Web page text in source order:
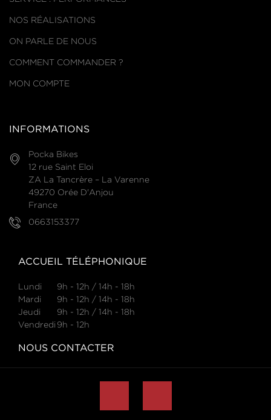
NOS RÉALISATIONS
ON PARLE DE NOUS
COMMENT COMMANDER ?
MON COMPTE
INFORMATIONS
Pocka Bikes
12 rue Saint Eloi
ZA La Tancrère – La Varenne
49270 Orée D'Anjou
France
0663153377
ACCUEIL TÉLÉPHONIQUE
Lundi
9h - 12h / 14h - 18h
Mardi
9h - 12h / 14h - 18h
Jeudi
9h - 12h / 14h - 18h
Vendredi 9h - 12h
NOUS CONTACTER